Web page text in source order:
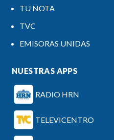
TU NOTA
TVC
EMISORAS UNIDAS
NUESTRAS APPS
RADIO HRN
TELEVICENTRO